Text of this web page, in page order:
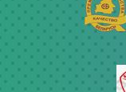
Дизайн и разработка